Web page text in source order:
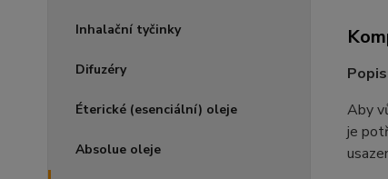
Inhalační tyčinky
Difuzéry
Éterické (esenciální) oleje
Absolue oleje
Aby
je